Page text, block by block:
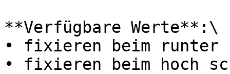
**Verfügbare Werte**:\
• fixieren beim runter
• fixieren beim hoch